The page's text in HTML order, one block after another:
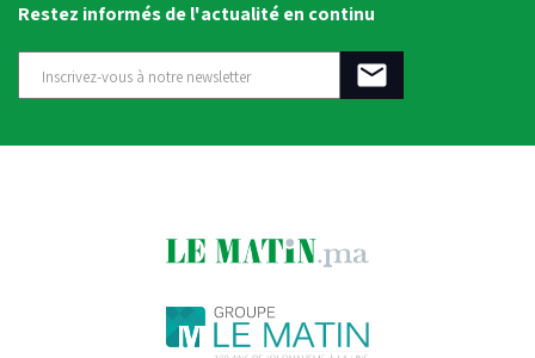
Restez informés de l'actualité en continu